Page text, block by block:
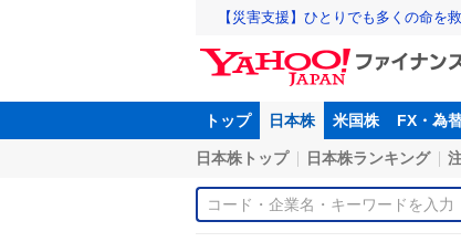
【災害支援】ひとりでも多くの命を
トップ 日本株 米国株 FX・為
日本株トップ 日本株ランキング